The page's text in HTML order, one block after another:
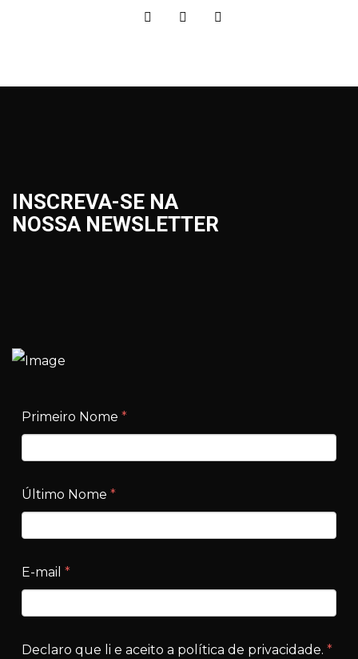
INSCREVA-SE NA
NOSSA NEWSLETTER
Primeiro Nome *
Último Nome *
E-mail *
Declaro que li e aceito a política de privacidade. *